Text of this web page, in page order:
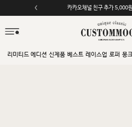
모바일 앱 자동 2,000원
리미티드 에디션 신제품 베스트 레이스업 로퍼 몽